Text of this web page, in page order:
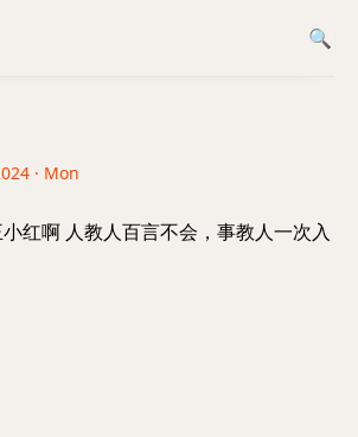
· Mon
红啊 人教人百言不会，事教人一次入